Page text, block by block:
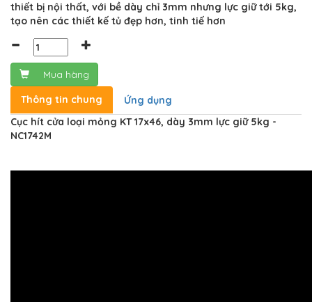
thiết bị nội thất, với bề dày chỉ 3mm nhưng lực giữ tới 5kg,
tạo nên các thiết kế tủ đẹp hơn, tinh tiế hơn
Mua hàng
Thông tin chung
Ứng dụng
Cục hít cửa loại mỏng KT 17x46, dày 3mm lực giữ 5kg -
NC1742M